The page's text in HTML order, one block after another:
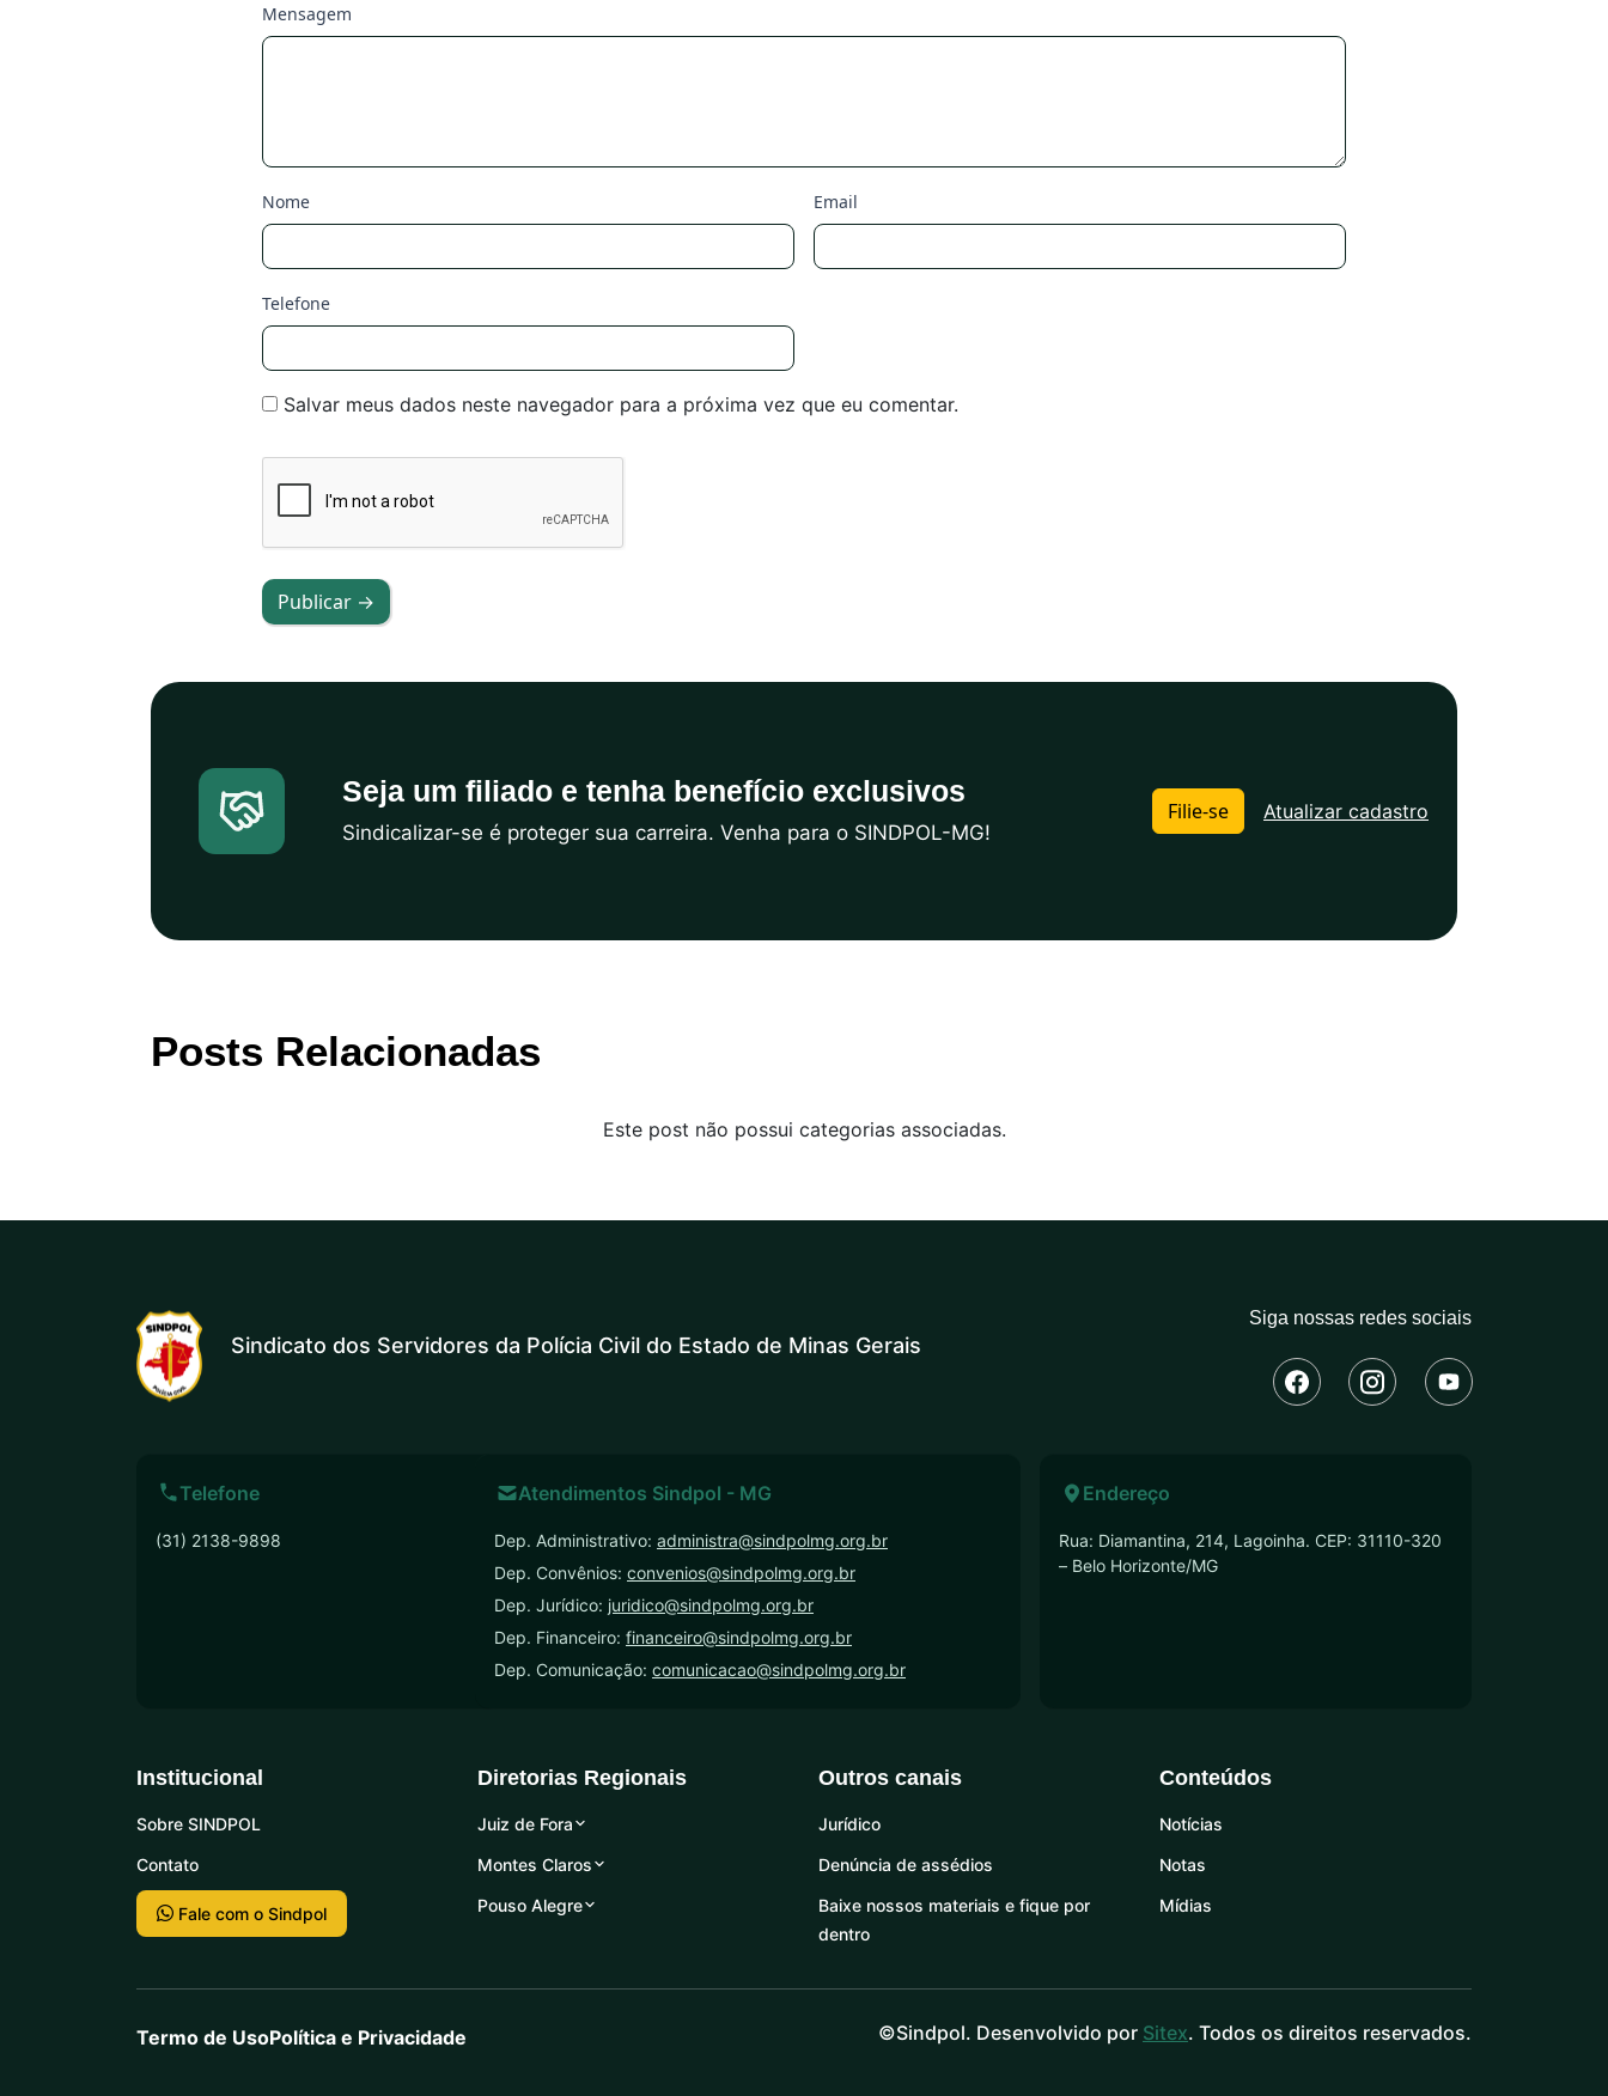
Mensagem
Nome Email
Telefone
Salvar meus dados neste navegador para a próxima vez que eu comentar.
Publicar →
Seja um filiado e tenha benefício exclusivos
Sindicalizar-se é proteger sua carreira. Venha para o SINDPOL-MG!
Filie-se Atualizar cadastro
Posts Relacionadas
Este post não possui categorias associadas.
Sindicato dos Servidores da Polícia Civil do Estado de Minas Gerais
Siga nossas redes sociais
Telefone
(31) 2138-9898
Atendimentos Sindpol - MG
Dep. Administrativo: administra@sindpolmg.org.br
Dep. Convênios: convenios@sindpolmg.org.br
Dep. Jurídico: juridico@sindpolmg.org.br
Dep. Financeiro: financeiro@sindpolmg.org.br
Dep. Comunicação: comunicacao@sindpolmg.org.br
Endereço
Rua: Diamantina, 214, Lagoinha. CEP: 31110-320
– Belo Horizonte/MG
Institucional
Sobre SINDPOL
Contato
Fale com o Sindpol
Diretorias Regionais
Juiz de Fora
Montes Claros
Pouso Alegre
Outros canais
Jurídico
Denúncia de assédios
Baixe nossos materiais e fique por
dentro
Conteúdos
Notícias
Notas
Mídias
Termo de UsoPolítica e Privacidade ©Sindpol. Desenvolvido por Sitex. Todos os direitos reservados.